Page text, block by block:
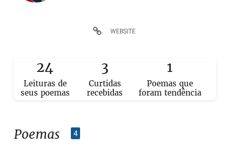
COMUNIDADE
WEBSITE
24
Leituras de
seus poemas
3
Curtidas
recebidas
1
Poemas que
foram tendência
Poemas 4